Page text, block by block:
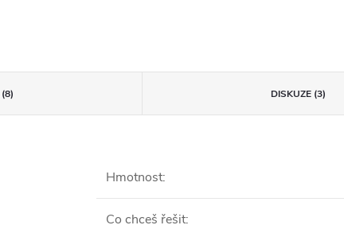
(8) DISKUZE (3)
Hmotnost:
Co chceš řešit: